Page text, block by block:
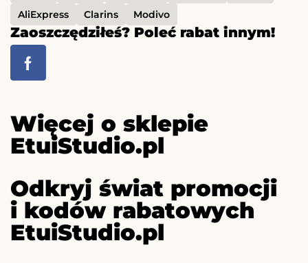
AliExpress Clarins Modivo
Zaoszczędziłeś? Poleć rabat innym!
Więcej o sklepie
EtuiStudio.pl
Odkryj świat promocji
i kodów rabatowych
EtuiStudio.pl